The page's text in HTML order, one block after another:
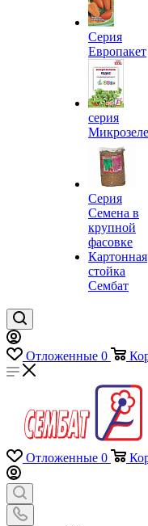
Серия
Европакет
серия
Серия
Семена в
крупной
фасовке
Картонная
стойка
Сембат
Отложенные 0
Отложенные 0